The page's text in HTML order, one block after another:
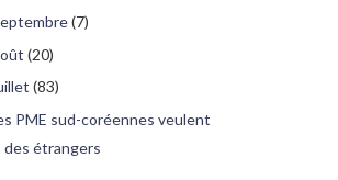
(7)
(20)
(83)
PME sud-coréennes veulent
des étrangers